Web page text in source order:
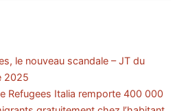
le nouveau scandale – JT du
2025
Refugees Italia remporte 400 000